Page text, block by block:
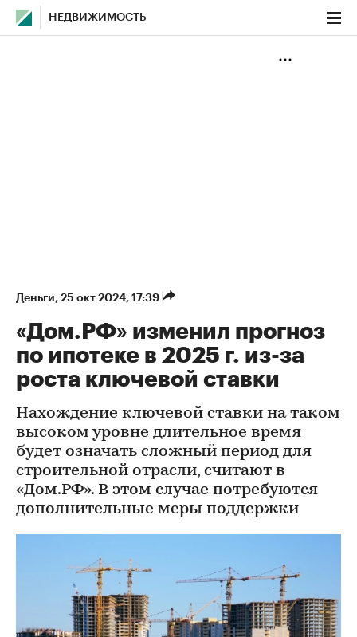
НЕДВИЖИМОСТЬ
Деньги⁠, 25 окт 2024, 17:39
«Дом.РФ» изменил прогноз
по ипотеке в 2025 г. из-за
роста ключевой ставки
Нахождение ключевой ставки на таком
высоком уровне длительное время
будет означать сложный период для
строительной отрасли, считают в
«Дом.РФ». В этом случае потребуются
дополнительные меры поддержки